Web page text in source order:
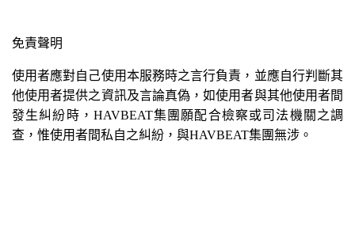
免責聲明
使用者應對自己使用本服務時之言行負責，並應自行判斷其
他使用者提供之資訊及言論真偽，如使用者與其他使用者間
發生糾紛時，HAVBEAT集團願配合檢察或司法機關之調
查，惟使用者間私自之糾紛，與HAVBEAT集團無涉。